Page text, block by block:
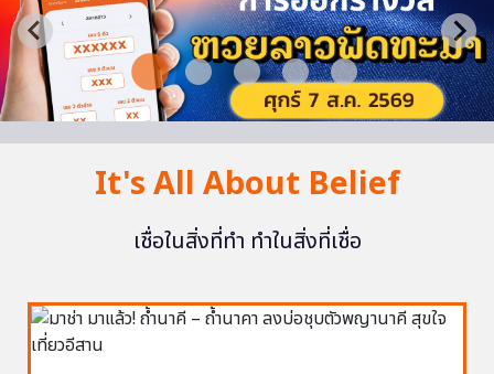
It's All About Belief
เชื่อในสิ่งที่ทำ ทำในสิ่งที่เชื่อ